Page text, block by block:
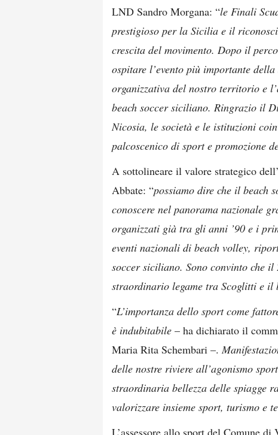
LND Sandro Morgana: “le Finali
prestigioso per la Sicilia e il
crescita del movimento. Dopo il
ospitare l’evento più importante
organizzativa del nostro territorio e
beach soccer siciliano. Ringrazio il
Nicosia, le società e le istituzioni
palcoscenico di sport e promozione
A sottolineare il valore strategico
Abbate: “possiamo dire che il beach
conoscere nel panorama nazionale
organizzati già tra gli anni ’90 e i
eventi nazionali di beach volley,
soccer siciliano. Sono convinto che
straordinario legame tra Scoglitti e il
“L’importanza dello sport come
è indubitabile – ha dichiarato il
Maria Rita Schembari –.
delle nostre riviere all’agonismo
straordinaria bellezza delle spiagge
valorizzare insieme sport, turismo e
L’assessore allo sport del Comune